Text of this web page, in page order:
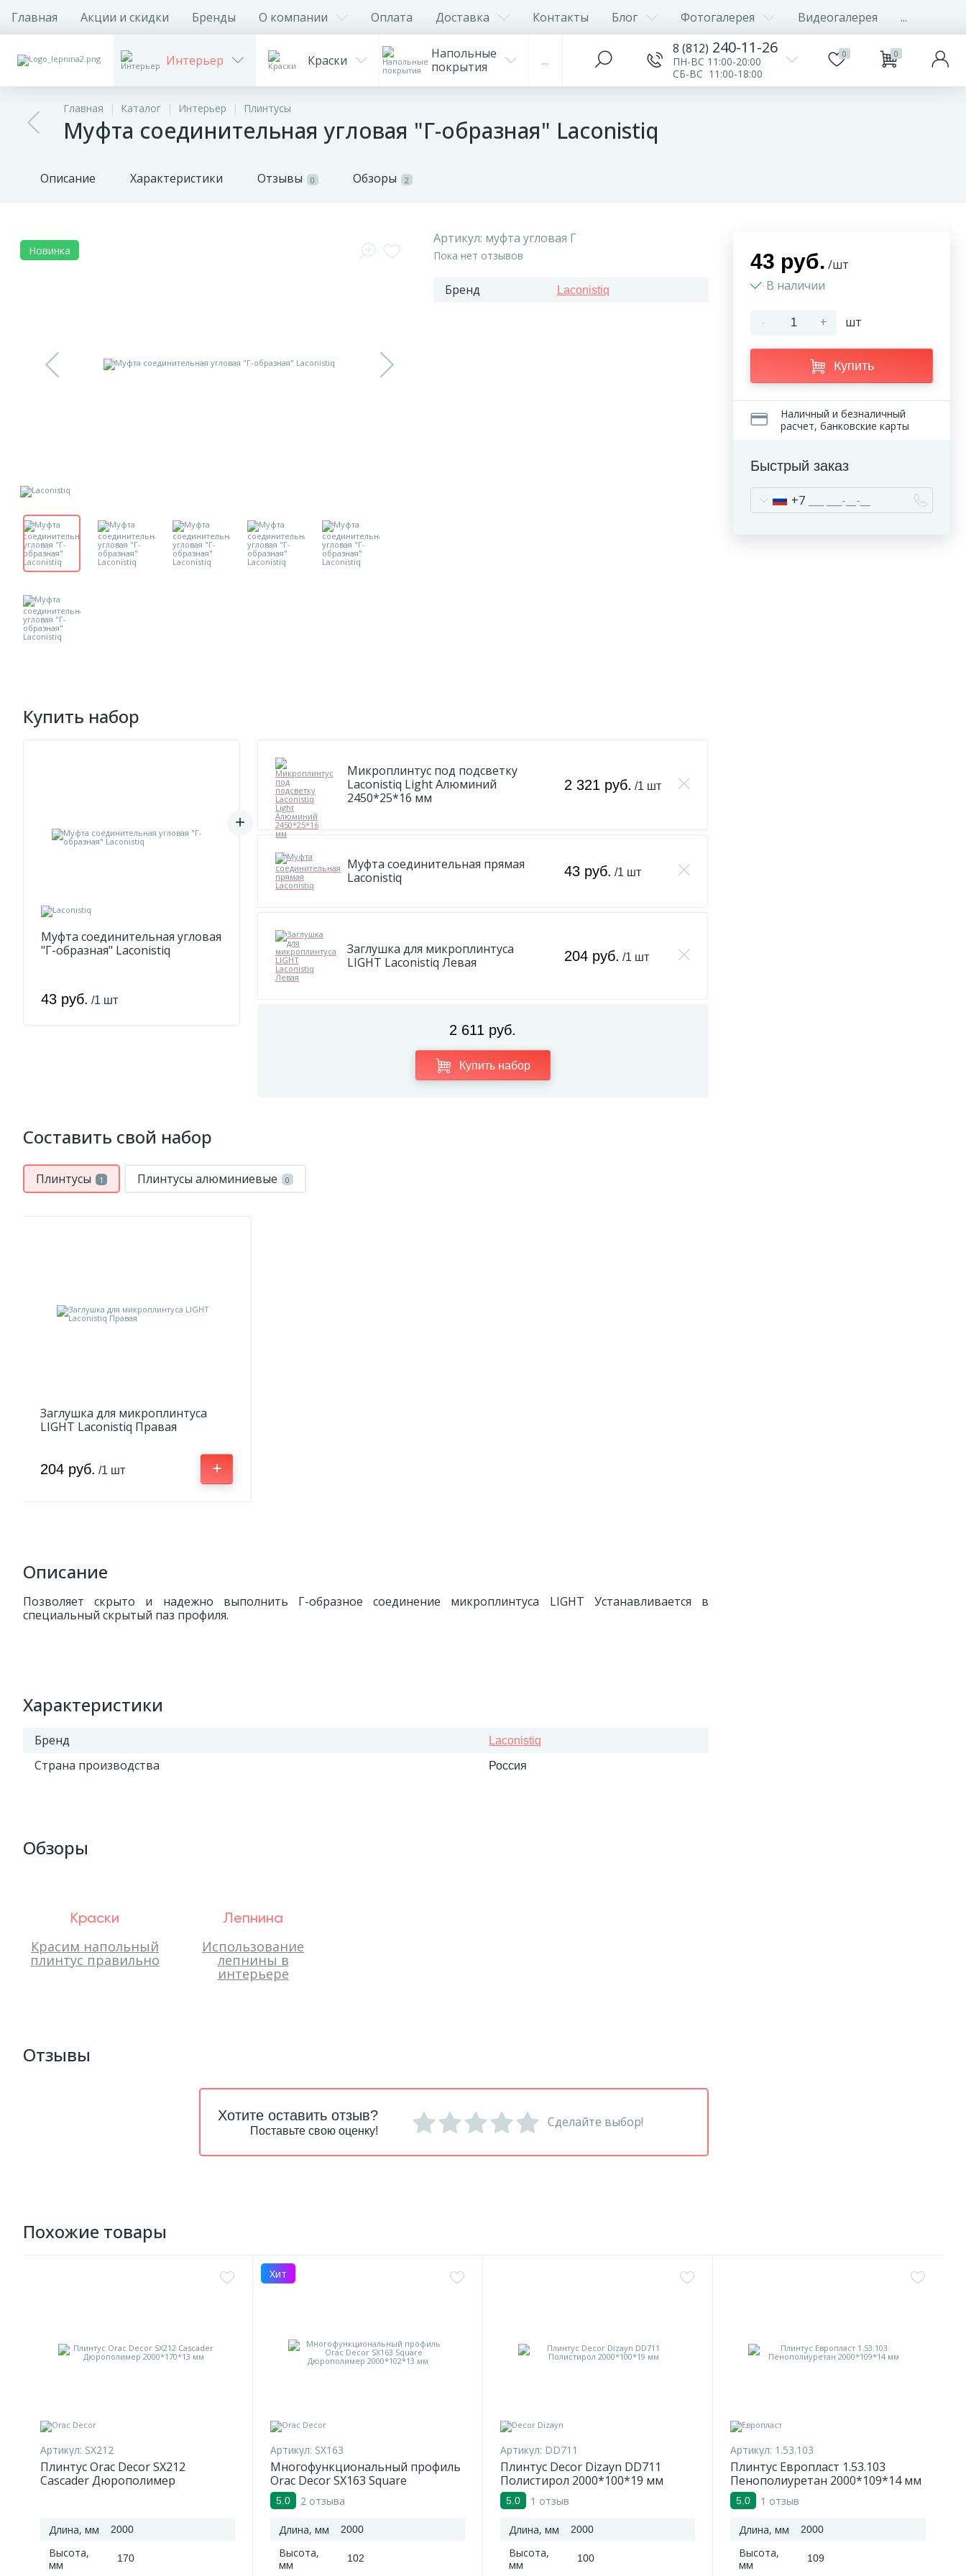
Главная Акции и скидки Бренды О компании Оплата Доставка Контакты Блог Фотогалерея Видеогалерея ...
Интерьер Краски
Напольные
покрытия
...
8 (812) 240-11-26
ПН-ВС 11:00-20:00
СБ-ВС 11:00-18:00
0 0
Главная Каталог Интерьер Плинтусы
Муфта соединительная угловая "Г-образная" Laconistiq
Описание Характеристики Отзывы 0 Обзоры 2
Новинка
Артикул: муфта угловая Г
Пока нет отзывов
Бренд Laconistiq
Купить набор
Муфта соединительная угловая
"Г-образная" Laconistiq
43 руб. /1 шт
Микроплинтус под подсветку
Laconistiq Light Алюминий
2450*25*16 мм
2 321 руб. /1 шт
Муфта соединительная прямая
Laconistiq
43 руб. /1 шт
Заглушка для микроплинтуса
LIGHT Laconistiq Левая
204 руб. /1 шт
2 611 руб.
Купить набор
Составить свой набор
Плинтусы 1 Плинтусы алюминиевые 0
Заглушка для микроплинтуса
LIGHT Laconistiq Правая
204 руб. /1 шт +
Описание
Позволяет скрыто и надежно выполнить Г-образное соединение микроплинтуса LIGHT Устанавливается в
специальный скрытый паз профиля.
Характеристики
Бренд Laconistiq
Страна производства Россия
43 руб. /шт
В наличии
- + шт
Купить
Наличный и безналичный
расчет, банковские карты
Быстрый заказ
+7
Обзоры
Краски
Красим напольный
плинтус правильно
Лепнина
Использование
лепнины в
интерьере
Отзывы
Хотите оставить отзыв?
Поставьте свою оценку!
Сделайте выбор!
Похожие товары
Артикул: SX212
Плинтус Orac Decor SX212
Cascader Дюрополимер
Длина, мм 2000
Высота,
мм
170
Хит
Артикул: SX163
Многофункциональный профиль
Orac Decor SX163 Square
Дюрополимер 2000*102*13 мм
5.0 2 отзыва
Длина, мм 2000
Высота,
мм
102
Артикул: DD711
Плинтус Decor Dizayn DD711
Полистирол 2000*100*19 мм
5.0 1 отзыв
Длина, мм 2000
Высота,
мм
100
Артикул: 1.53.103
Плинтус Европласт 1.53.103
Пенополиуретан 2000*109*14 мм
5.0 1 отзыв
Длина, мм 2000
Высота,
мм
109